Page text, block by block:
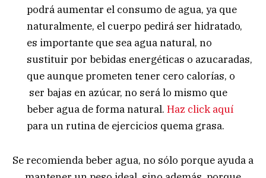
podrá aumentar el consumo de agua, ya que
naturalmente, el cuerpo pedirá ser hidratado,
es importante que sea agua natural, no
sustituir por bebidas energéticas o azucaradas,
que aunque prometen tener cero calorías, o
ser bajas en azúcar, no será lo mismo que
beber agua de forma natural. Haz click aquí
para un rutina de ejercicios quema grasa.
Se recomienda beber agua, no sólo porque ayuda a